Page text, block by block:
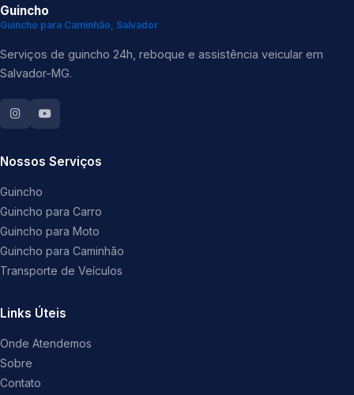
Guincho
Guincho para Caminhão, Salvador
Serviços de guincho 24h, reboque e assistência veicular em
Salvador-MG.
Nossos Serviços
Guincho
Guincho para Carro
Guincho para Moto
Guincho para Caminhão
Transporte de Veículos
Links Úteis
Onde Atendemos
Sobre
Contato